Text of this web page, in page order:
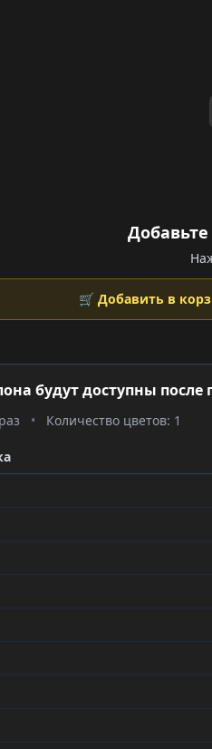
🛒 Добавить в
будут доступны после
• Количество цветов: 1